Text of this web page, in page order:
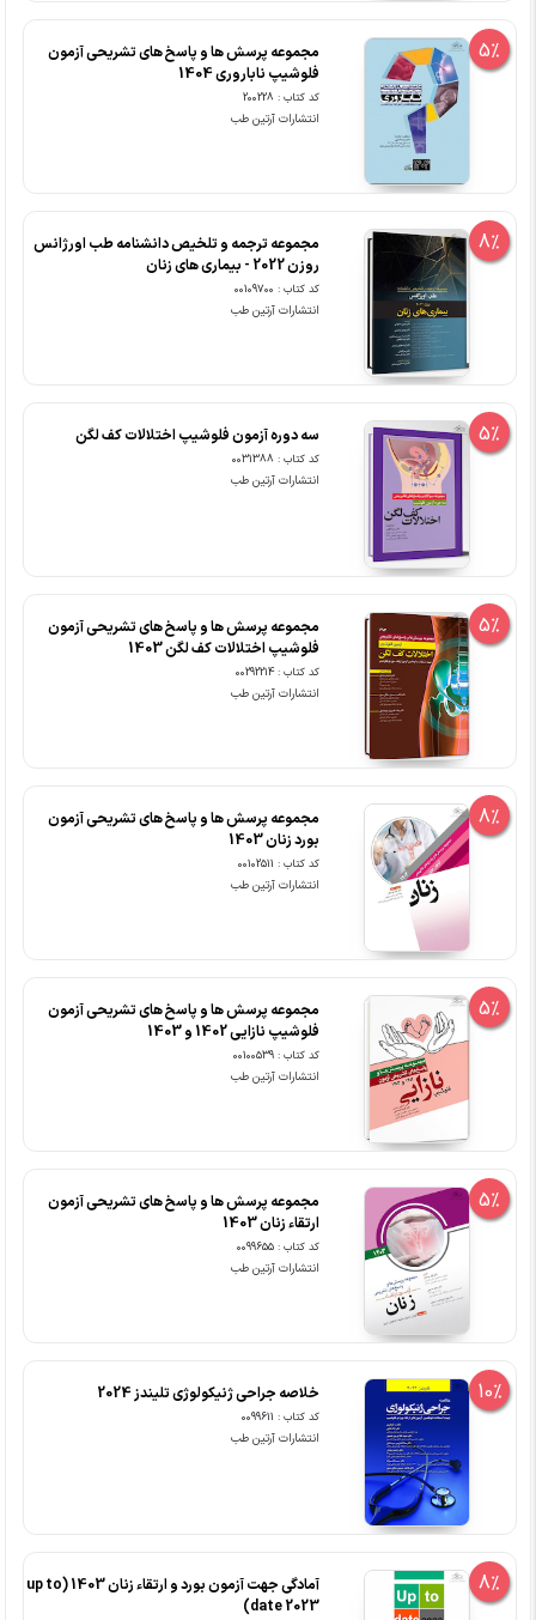
5%
مجموعه پرسش ها و پاسخ های تشریحی آزمون
فلوشیپ ناباروری 1404
کد کتاب : 200228
انتشارات آرتین طب
8%
مجموعه ترجمه و تلخیص دانشنامه طب اورژانس
روزن 2022 - بیماری های زنان
کد کتاب : 00109700
انتشارات آرتین طب
5% سه دوره آزمون فلوشیپ اختلالات کف لگن
کد کتاب : 0031388
انتشارات آرتین طب
5%
مجموعه پرسش ها و پاسخ های تشریحی آزمون
فلوشیپ اختلالات کف لگن 1403
کد کتاب : 00292214
انتشارات آرتین طب
8%
مجموعه پرسش ها و پاسخ های تشریحی آزمون
بورد زنان 1403
کد کتاب : 00102511
انتشارات آرتین طب
5%
مجموعه پرسش ها و پاسخ های تشریحی آزمون
فلوشیپ نازایی 1402 و 1403
کد کتاب : 00100539
انتشارات آرتین طب
5%
مجموعه پرسش ها و پاسخ های تشریحی آزمون
ارتقاء زنان 1403
کد کتاب : 0099655
انتشارات آرتین طب
10% خلاصه جراحی ژنیکولوژی تلیندز 2024
کد کتاب : 0099611
انتشارات آرتین طب
8%
آمادگی جهت آزمون بورد و ارتقاء زنان 1403 (up to
date 2023)